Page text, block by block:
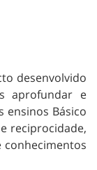
desenvolvido
aprofundar e
ensinos Básico
reciprocidade,
conhecimentos